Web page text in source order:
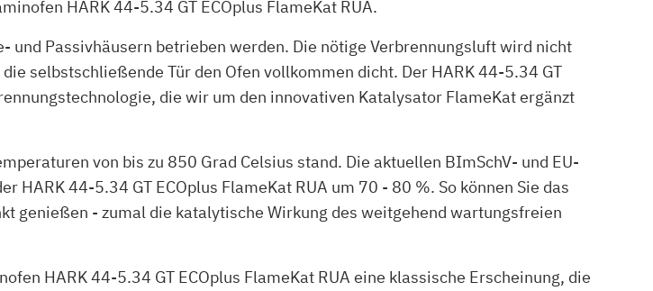
HARK 44-5.34 GT ECOplus FlameKat RUA.
Passivhäusern betrieben werden. Die nötige Verbrennungsluft wird nicht
selbstschließende Tür den Ofen vollkommen dicht. Der HARK 44-5.34 GT
die wir um den innovativen Katalysator FlameKat ergänzt
von bis zu 850 Grad Celsius stand. Die aktuellen BImSchV- und EU-
44-5.34 GT ECOplus FlameKat RUA um 70 - 80 %. So können Sie das
genießen - zumal die katalytische Wirkung des weitgehend wartungsfreien
HARK 44-5.34 GT ECOplus FlameKat RUA eine klassische Erscheinung, die